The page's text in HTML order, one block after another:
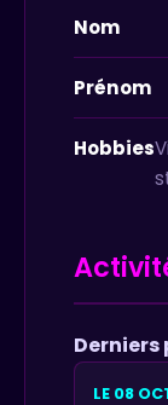
Nom
Prénom
Hobbies
Derniers
LE 08